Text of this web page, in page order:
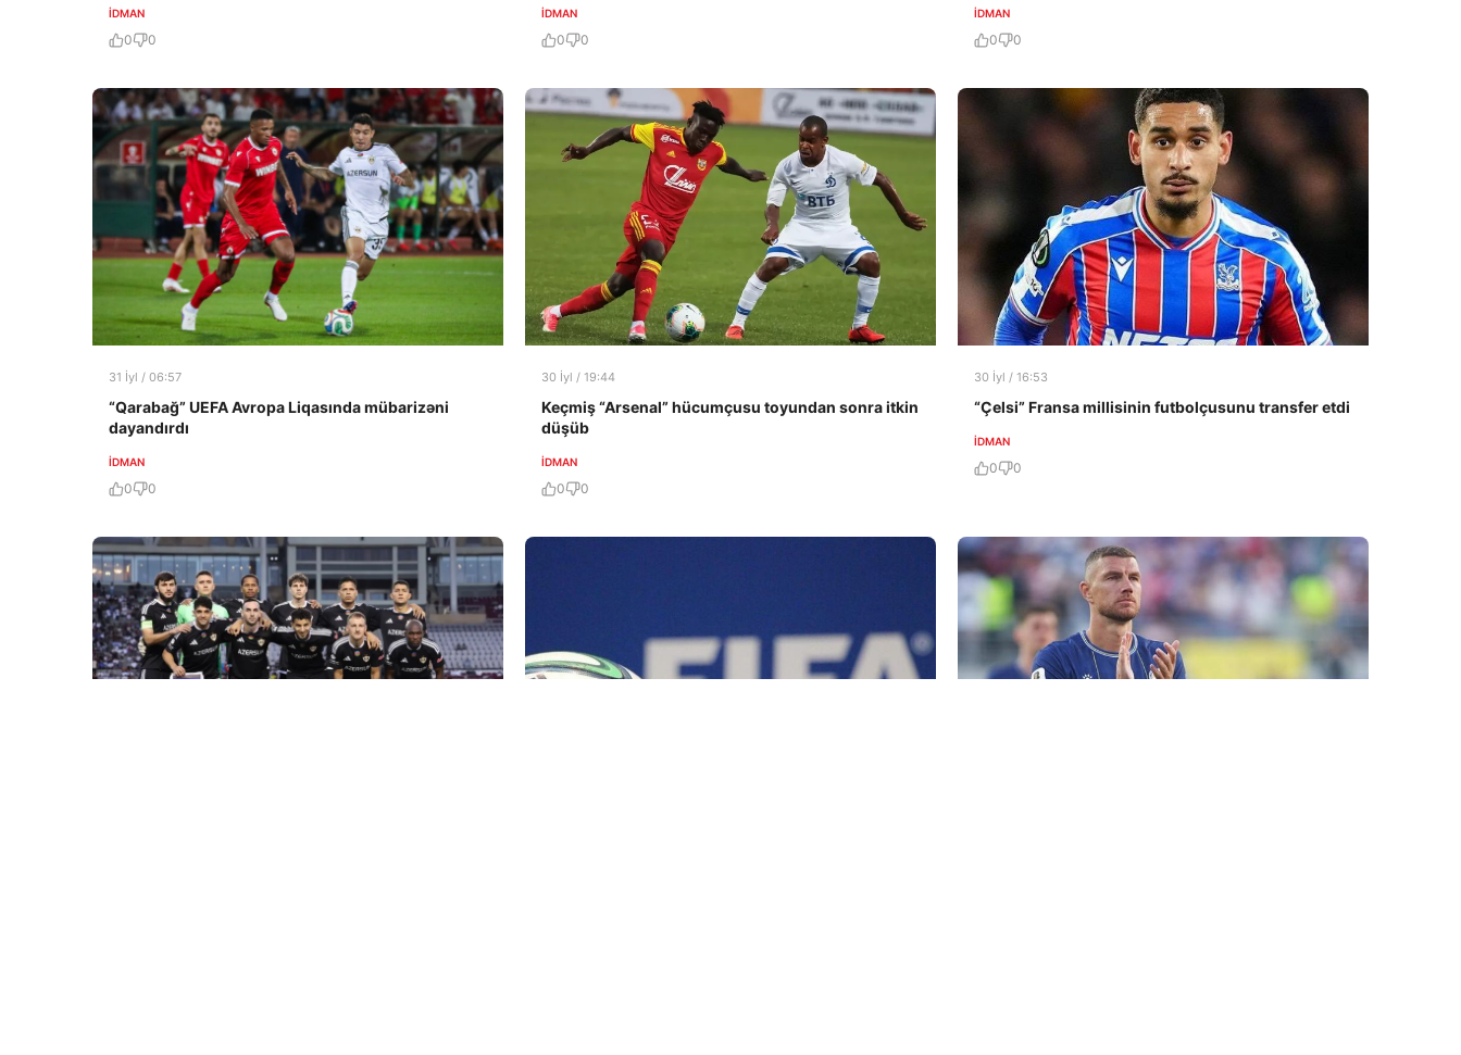
İDMAN
0 0
İDMAN
0 0
İDMAN
0 0
31 İyl / 06:57
“Qarabağ” UEFA Avropa Liqasında mübarizəni
dayandırdı
İDMAN
0 0
30 İyl / 19:44
Keçmiş “Arsenal” hücumçusu toyundan sonra itkin
düşüb
İDMAN
0 0
30 İyl / 16:53
“Çelsi” Fransa millisinin futbolçusunu transfer etdi
İDMAN
0 0